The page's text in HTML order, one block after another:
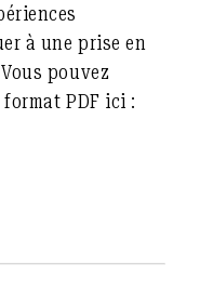
à une prise en
pouvez
PDF ici :